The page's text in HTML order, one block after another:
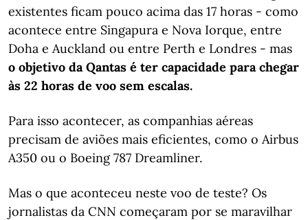
existentes ficam pouco acima das 17 horas - como
acontece entre Singapura e Nova Iorque, entre
Doha e Auckland ou entre Perth e Londres - mas
o objetivo da Qantas é ter capacidade para chegar
às 22 horas de voo sem escalas.
Para isso acontecer, as companhias aéreas
precisam de aviões mais eficientes, como o Airbus
A350 ou o Boeing 787 Dreamliner.
Mas o que aconteceu neste voo de teste? Os
jornalistas da CNN começaram por se maravilhar